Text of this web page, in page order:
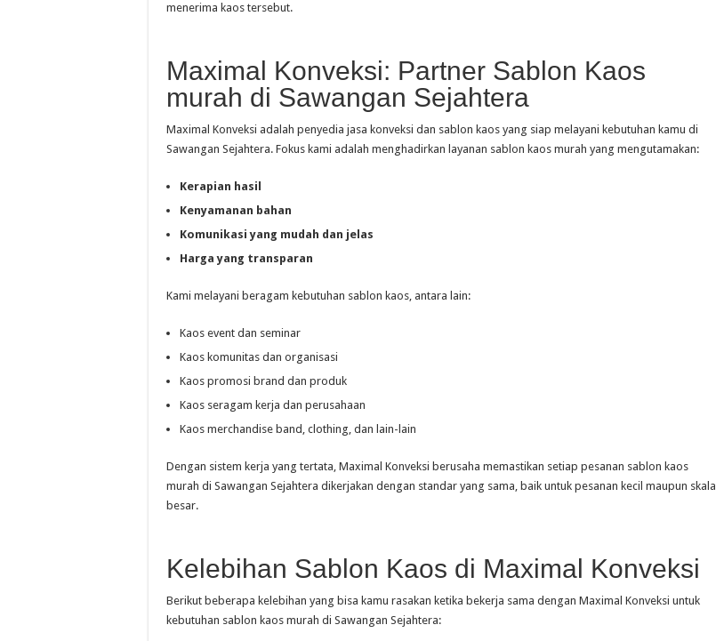
menerima kaos tersebut.
Maximal Konveksi: Partner Sablon Kaos
murah di Sawangan Sejahtera
Maximal Konveksi adalah penyedia jasa konveksi dan sablon kaos yang siap melayani kebutuhan kamu di
Sawangan Sejahtera. Fokus kami adalah menghadirkan layanan sablon kaos murah yang mengutamakan:
Kerapian hasil
Kenyamanan bahan
Komunikasi yang mudah dan jelas
Harga yang transparan
Kami melayani beragam kebutuhan sablon kaos, antara lain:
Kaos event dan seminar
Kaos komunitas dan organisasi
Kaos promosi brand dan produk
Kaos seragam kerja dan perusahaan
Kaos merchandise band, clothing, dan lain-lain
Dengan sistem kerja yang tertata, Maximal Konveksi berusaha memastikan setiap pesanan sablon kaos
murah di Sawangan Sejahtera dikerjakan dengan standar yang sama, baik untuk pesanan kecil maupun skala
besar.
Kelebihan Sablon Kaos di Maximal Konveksi
Berikut beberapa kelebihan yang bisa kamu rasakan ketika bekerja sama dengan Maximal Konveksi untuk
kebutuhan sablon kaos murah di Sawangan Sejahtera: